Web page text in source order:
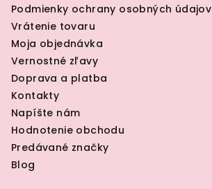
Podmienky ochrany osobných údajov
Vrátenie tovaru
Moja objednávka
Vernostné zľavy
Doprava a platba
Kontakty
Napíšte nám
Hodnotenie obchodu
Predávané značky
Blog